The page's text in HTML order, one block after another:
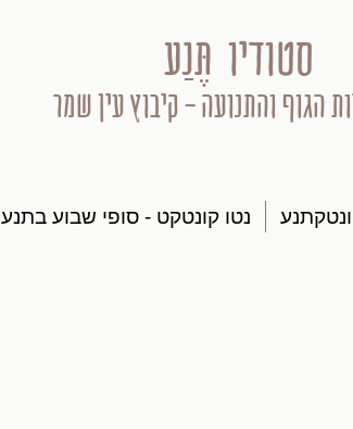
סטודיו תֶּנַע
הגוף והתנועה - קיבוץ עין שמר
נטו קונטקט - סופי שבוע בתנע